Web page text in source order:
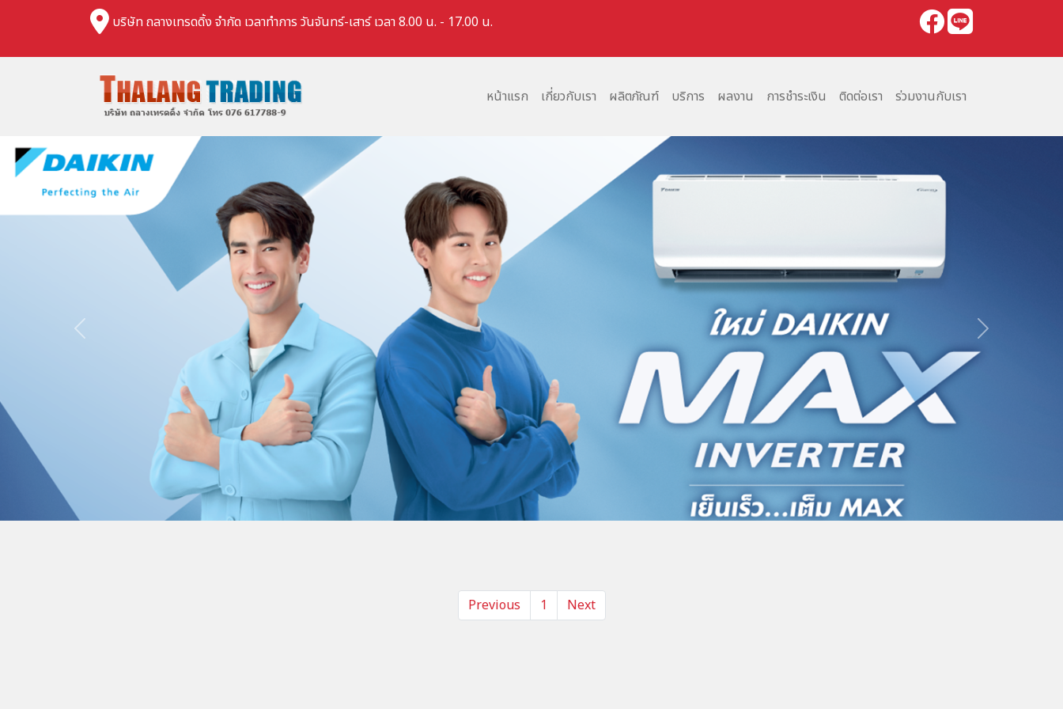
บริษัท ถลางเทรดดิ้ง จำกัด เวลาทำการ วันจันทร์-เสาร์ เวลา 8.00 น. - 17.00 น.
หน้าแรก เกี่ยวกับเรา ผลิตภัณฑ์ บริการ ผลงาน การชำระเงิน ติดต่อเรา ร่วมงานกับเรา
Previous Next
Previous 1 Next